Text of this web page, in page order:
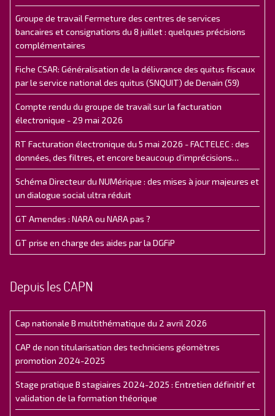
Groupe de travail Fermeture des centres de services
bancaires et consignations du 8 juillet : quelques précisions
complémentaires
Fiche CSAR: Généralisation de la délivrance des quitus fiscaux
par le service national des quitus (SNQUIT) de Denain (59)
Compte rendu du groupe de travail sur la facturation
électronique - 29 mai 2026
RT Facturation électronique du 5 mai 2026 - FACTELEC : des
données, des filtres, et encore beaucoup d’imprécisions…
Schéma Directeur du NUMérique : des mises à jour majeures et
un dialogue social ultra réduit
GT Amendes : NARA ou NARA pas ?
GT prise en charge des aides par la DGFiP
Depuis les CAPN
Cap nationale B multithématique du 2 avril 2026
CAP de non titularisation des techniciens géomètres
promotion 2024-2025
Stage pratique B stagiaires 2024-2025 : Entretien définitif et
validation de la formation théorique